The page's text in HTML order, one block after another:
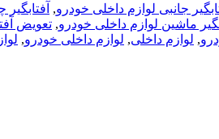
جانبی لوازم داخلی خودرو,
ماشین لوازم داخلی خودرو, تعویض
, لوازم داخلی, لوازم داخلی خودرو,